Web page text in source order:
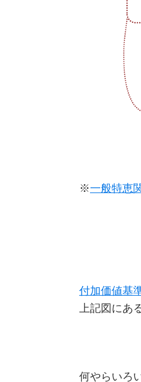
※一般特恵
付加価値基
上記図にあ
何やらいろ